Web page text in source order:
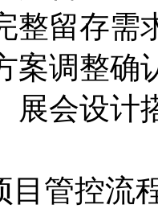
整留存需
案调整确
展会设计
目管控流